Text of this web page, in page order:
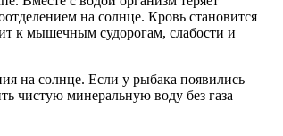
на солнце. Кровь становится
к мышечным судорогам, слабости и
на солнце. Если у рыбака появились
чистую минеральную воду без газа